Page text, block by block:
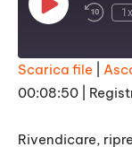
Play
Episode
1x
SHARE
Scarica file
00:08:50
Rivendicare,